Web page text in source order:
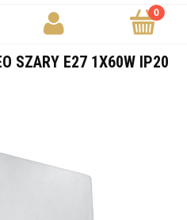
SZARY E27 1X60W IP20